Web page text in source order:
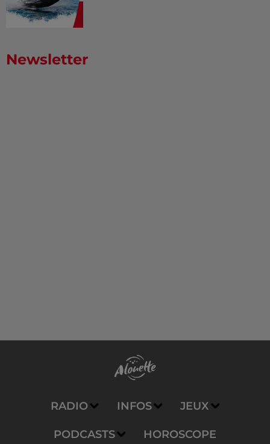
Newsletter
RADIO INFOS JEUX
PODCASTS HOROSCOPE